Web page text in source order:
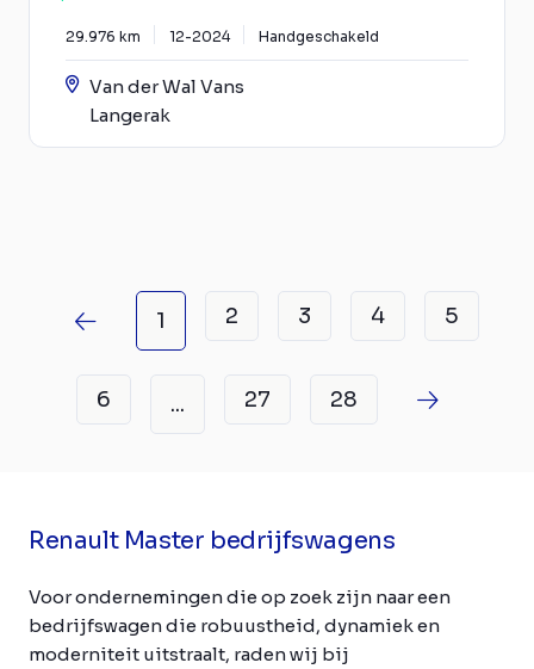
29.976 km 12-2024 Handgeschakeld
Van der Wal Vans
Langerak
1 2 3 4 5
6 ... 27 28
Renault Master bedrijfswagens
Voor ondernemingen die op zoek zijn naar een
bedrijfswagen die robuustheid, dynamiek en
moderniteit uitstraalt, raden wij bij